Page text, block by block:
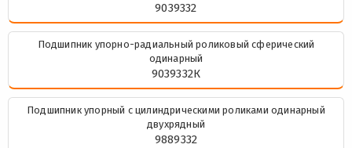
9039332
Подшипник упорно-радиальный роликовый сферический
одинарный
9039332К
Подшипник упорный с цилиндрическими роликами одинарный
двухрядный
9889332